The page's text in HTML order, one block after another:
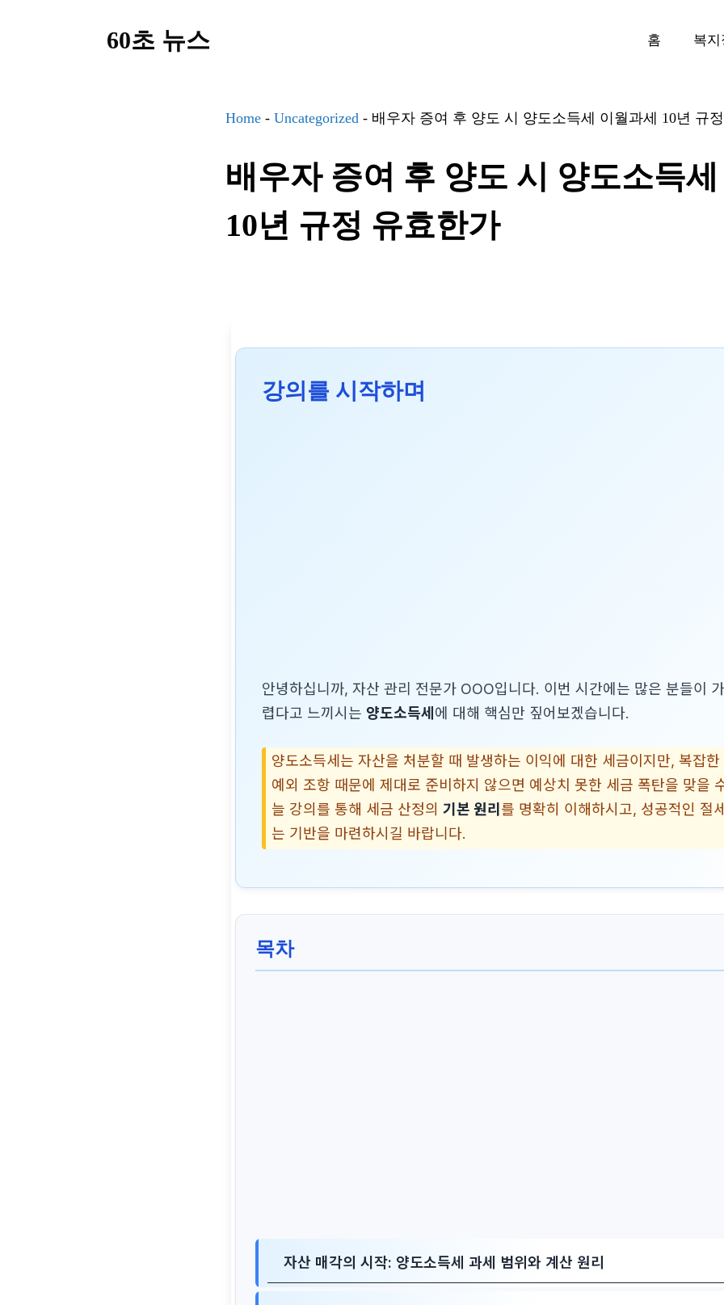
60초 뉴스 홈 복
Home - Uncategorized - 배우자 증여 후 양도 시 양도소득세 이월과세 10년 규
배우자 증여 후 양도 시 양도소득
10년 규정 유효한가
강의를 시작하며
안녕하십니까, 자산 관리 전문가 OOO입니다. 이번 시간에는 많은 분들이
렵다고 느끼시는 양도소득세 에 대해 핵심만 짚어보겠습니다.
양도소득세는 자산을 처분할 때 발생하는 이익에 대한 세금이지만, 복잡
예외 조항 때문에 제대로 준비하지 않으면 예상치 못한 세금 폭탄을 맞을
늘 강의를 통해 세금 산정의기본 원리 를 명확히 이해하시고, 성공적인 절
는 기반을 마련하시길 바랍니다.
목차
자산 매각의 시작: 양도소득세 과세 범위와 계산 원리